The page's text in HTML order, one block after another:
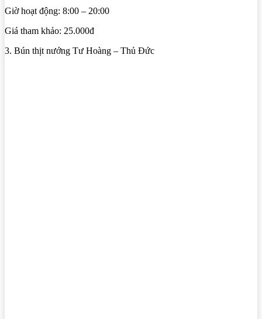
Giờ hoạt động: 8:00 – 20:00
Giá tham khảo: 25.000đ
3. Bún thịt nướng Tư Hoàng – Thủ Đức